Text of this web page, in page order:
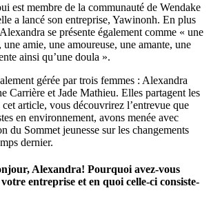
est membre de la communauté de Wendake
a lancé son entreprise, Yawinonh. En plus
se présente également comme « une
amie, une amoureuse, une amante, une
ainsi qu’une doula ».
gérée par trois femmes : Alexandra
Carrière et Jade Mathieu. Elles partagent les
article, vous découvrirez l’entrevue que
en environnement, avons menée avec
du Sommet jeunesse sur les changements
dernier.
Alexandra! Pourquoi avez-vous
entreprise et en quoi celle-ci consiste-